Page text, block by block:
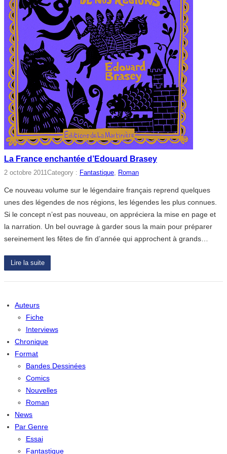
La France enchantée d’Edouard Brasey
2 octobre 2011Category : Fantastique, Roman
Ce nouveau volume sur le légendaire français reprend quelques
unes des légendes de nos régions, les légendes les plus connues.
Si le concept n’est pas nouveau, on appréciera la mise en page et
la narration. Un bel ouvrage à garder sous la main pour préparer
sereinement les fêtes de fin d’année qui approchent à grands…
Lire la suite
Auteurs
Fiche
Interviews
Chronique
Format
Bandes Dessinées
Comics
Nouvelles
Roman
News
Par Genre
Essai
Fantastique